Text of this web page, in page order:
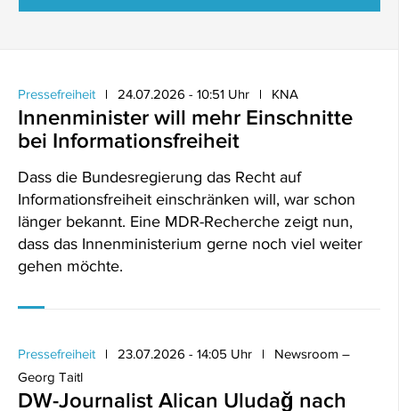
Pressefreiheit 24.07.2026 - 10:51 Uhr KNA
Innenminister will mehr Einschnitte
bei Informationsfreiheit
Dass die Bundesregierung das Recht auf
Informationsfreiheit einschränken will, war schon
länger bekannt. Eine MDR-Recherche zeigt nun,
dass das Innenministerium gerne noch viel weiter
gehen möchte.
Pressefreiheit 23.07.2026 - 14:05 Uhr
Newsroom –
Georg Taitl
DW-Journalist Alican Uludağ nach